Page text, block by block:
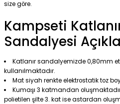
size göre.
Kampseti
Sandalyesi
Katlanır sandalyemizde 0,80mm et
kullanılmaktadır.
Mat siyah renkte elektrostatik toz
Kumaşı 3 katmandan
polietilen şilte 3. kat ise astardan